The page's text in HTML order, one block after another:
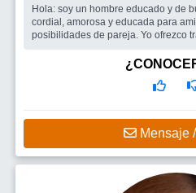
Hola: soy un hombre educado y de
cordial, amorosa y educada para
posibilidades de pareja. Yo ofrezco
Mujer sin compromisos para
buen carácter y abierta al amor y la
Mensaje